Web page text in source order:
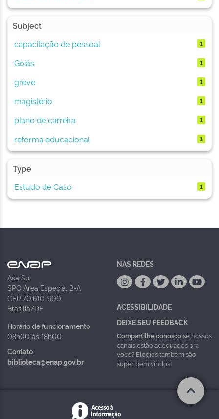
Subject
capacitação de pessoal
1
Goiás 1
greve 1
magistério 1
plano de carreira 1
reforma educacional 1
Type
Estudo de Caso
1
Asa Sul
SPO Área Especial 2-A
CEP 70.610-900
Brasília/DF
Horário de funcionamento
08h00 às 18h00
Contato
biblioteca@enap.gov.br
NAS REDES
ACESSIBILIDADE
DEIXE SEU FEEDBACK
Compartilhe conoscose nossos
canais estão adequados pra
você? Elogios também são
super bem vindos!